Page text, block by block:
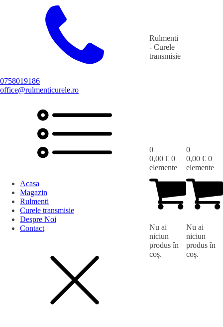
0758019186
office@rulmenticurele.ro
Rulmenti
- Curele
transmisie
Acasa
Magazin
Rulmenti
Curele transmisie
Despre Noi
Contact
0
0,00 € 0
elemente
Nu ai
niciun
produs în
coș.
0
0,00 € 0
elemente
Nu ai
niciun
produs în
coș.